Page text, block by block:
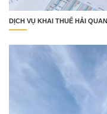
DỊCH VỤ KHAI THUẾ HẢI QUAN